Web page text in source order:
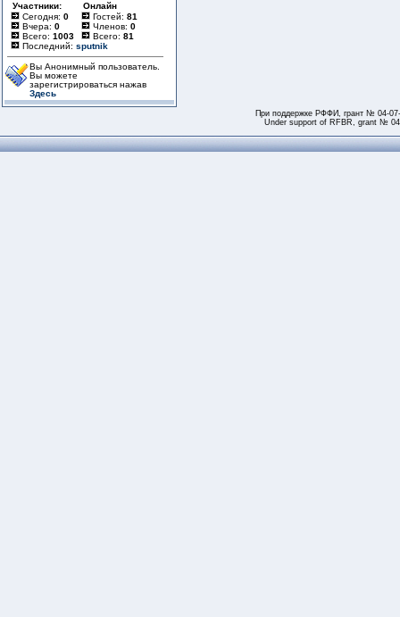
Участники:
Сегодня: 0
Вчера: 0
Всего: 1003
Онлайн
Гостей: 81
Членов: 0
Всего: 81
Последний: sputnik
Вы Анонимный пользователь.
Вы можете
зарегистрироваться нажав
Здесь
При поддержке РФФИ, грант № 04-
Under support of RFBR, grant №